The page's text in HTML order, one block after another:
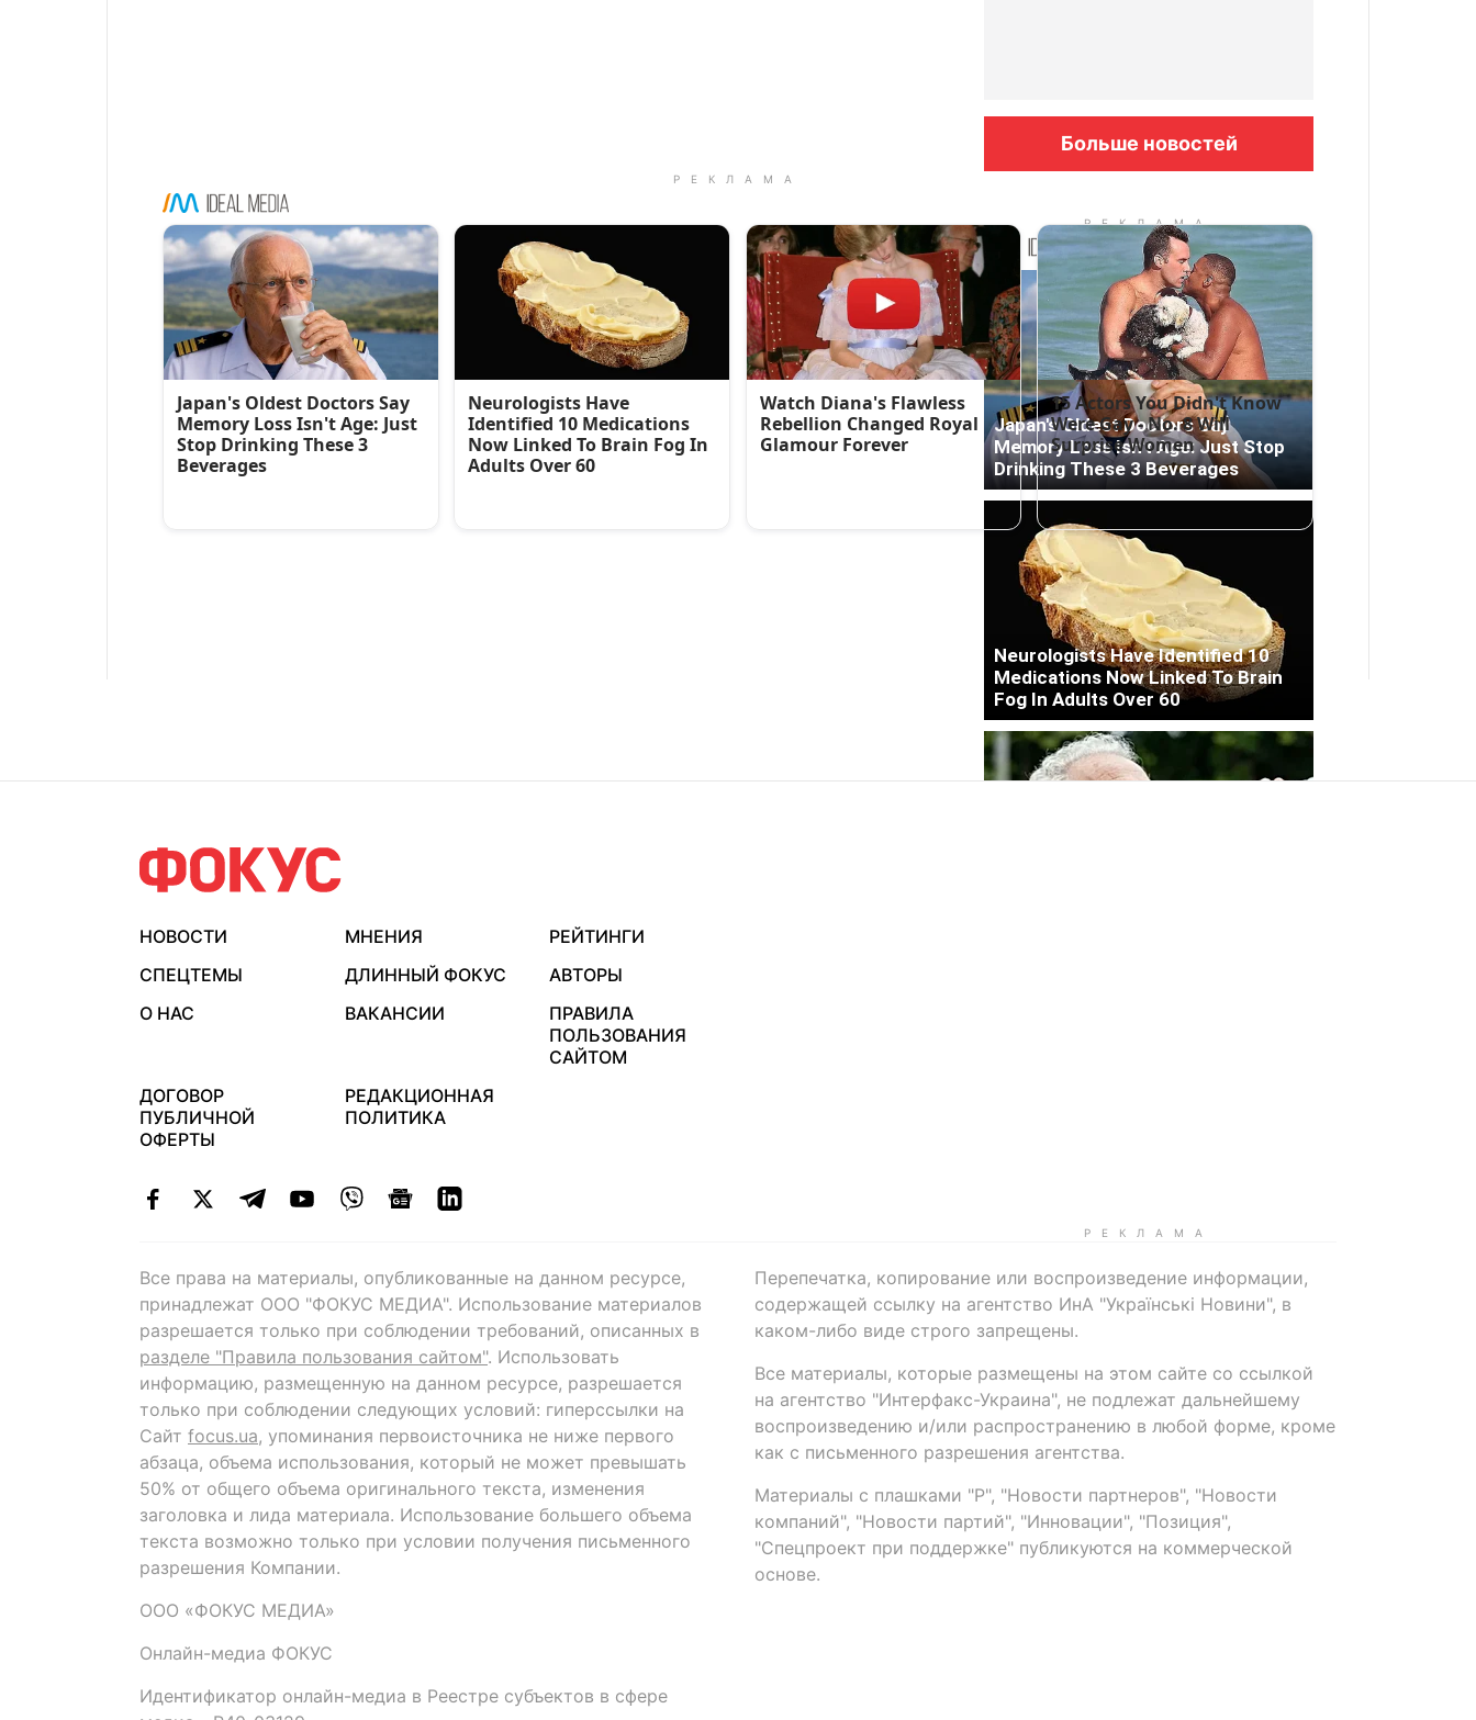
Больше новостей
НОВОСТИ МНЕНИЯ
РЕЙТИНГИ
СПЕЦТЕМЫ
ДЛИННЫЙ ФОКУС
АВТОРЫ
О НАС
ВАКАНСИИ
ПРАВИЛА
ПОЛЬЗОВАНИЯ
САЙТОМ
ДОГОВОР
ПУБЛИЧНОЙ
ОФЕРТЫ
РЕДАКЦИОННАЯ
ПОЛИТИКА
Все права на материалы, опубликованные на данном ресурсе,
принадлежат ООО "ФОКУС МЕДИА". Использование материалов
разрешается только при соблюдении требований, описанных в
разделе "Правила пользования сайтом". Использовать
информацию, размещенную на данном ресурсе, разрешается
только при соблюдении следующих условий: гиперссылки на
Сайт focus.ua, упоминания первоисточника не ниже первого
абзаца, объема использования, который не может превышать
50% от общего объема оригинального текста, изменения
заголовка и лида материала. Использование большего объема
текста возможно только при условии получения письменного
разрешения Компании.
ООО «ФОКУС МЕДИА»
Онлайн-медиа ФОКУС
Идентификатор онлайн-медиа в Реестре субъектов в сфере
Перепечатка, копирование или воспроизведение информации,
содержащей ссылку на агентство ИнА "Українські Новини", в
каком-либо виде строго запрещены.
Все материалы, которые размещены на этом сайте со ссылкой
на агентство "Интерфакс-Украина", не подлежат дальнейшему
воспроизведению и/или распространению в любой форме, кроме
как с письменного разрешения агентства.
Материалы с плашками "Р", "Новости партнеров", "Новости
компаний", "Новости партий", "Инновации", "Позиция",
"Спецпроект при поддержке" публикуются на коммерческой
основе.